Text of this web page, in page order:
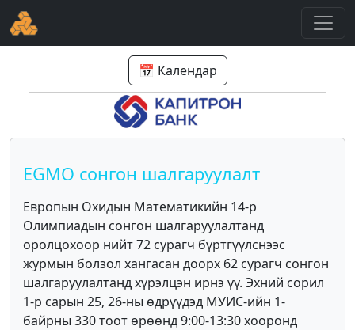
📅 Календар
EGMO сонгон шалгаруулалт
Европын Охидын Математикийн 14-р
Олимпиадын сонгон шалгаруулалтанд
оролцохоор нийт 72 сурагч бүртгүүлснээс
журмын болзол хангасан доорх 62 сурагч сонгон
шалгаруулалтанд хүрэлцэн ирнэ үү. Эхний сорил
1-р сарын 25, 26-ны өдрүүдэд МУИС-ийн 1-
байрны 330 тоот өрөөнд 9:00-13:30 хооронд